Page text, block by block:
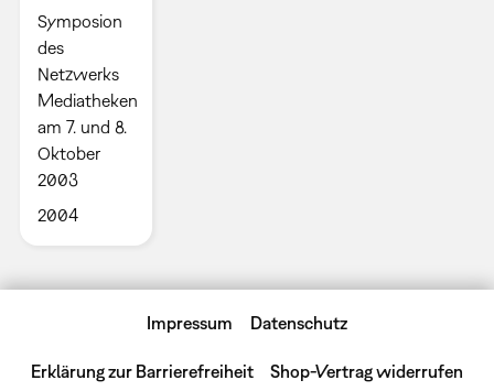
Symposion
des
Netzwerks
Mediatheken
am 7. und 8.
Oktober
2003
2004
Impressum Datenschutz
Erklärung zur Barrierefreiheit Shop-Vertrag widerrufen